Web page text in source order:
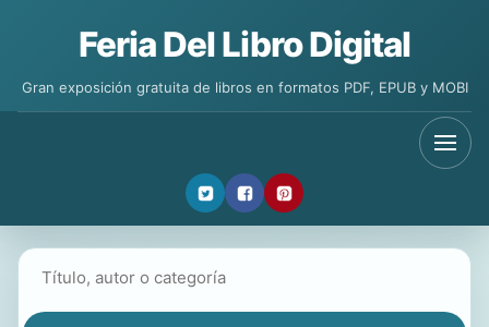
Feria Del Libro Digital
Gran exposición gratuita de libros en formatos PDF, EPUB y MOBI